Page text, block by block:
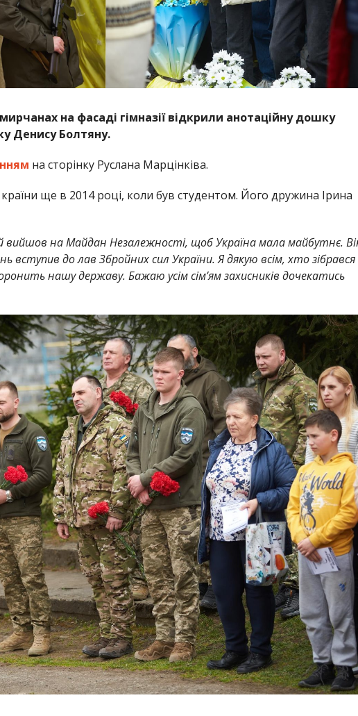
на фасаді гімназії відкрили анотаційну дошку
Денису Болтяну.
на сторінку Руслана Марцінківа.
ще в 2014 році, коли був студентом. Його дружина Ірина
на Майдан Незалежності, щоб Україна мала майбутнє.
вступив до лав Збройних сил України. Я дякую всім, хто зібрався
нашу державу. Бажаю усім сім’ям захисників дочекатись